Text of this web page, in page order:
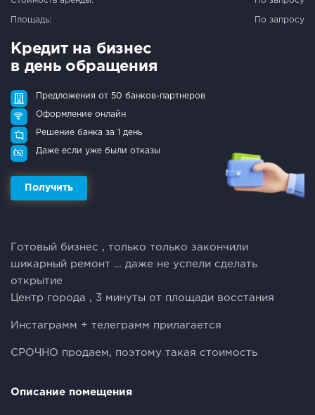
Площадь: По запросу
Кредит на бизнес
в день обращения
Предложения от 50 банков-партнеров
Оформление онлайн
Решение банка за 1 день
Даже если уже были отказы
Получить
Готовый бизнес , только только закончили
шикарный ремонт … даже не успели сделать
открытие
Центр города , 3 минуты от площади восстания
Инстаграмм + телеграмм прилагается
СРОЧНО продаем, поэтому такая стоимость
Описание помещения